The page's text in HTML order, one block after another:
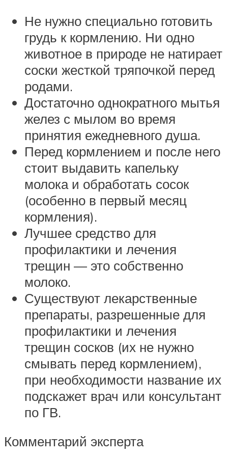
Не нужно специально готовить
грудь к кормлению. Ни одно
животное в природе не натирает
соски жесткой тряпочкой перед
родами.
Достаточно однократного мытья
желез с мылом во время
принятия ежедневного душа.
Перед кормлением и после него
стоит выдавить капельку
молока и обработать сосок
(особенно в первый месяц
кормления).
Лучшее средство для
профилактики и лечения
трещин — это собственно
молоко.
Существуют лекарственные
препараты, разрешенные для
профилактики и лечения
трещин сосков (их не нужно
смывать перед кормлением),
при необходимости название их
подскажет врач или консультант
по ГВ.
Комментарий эксперта